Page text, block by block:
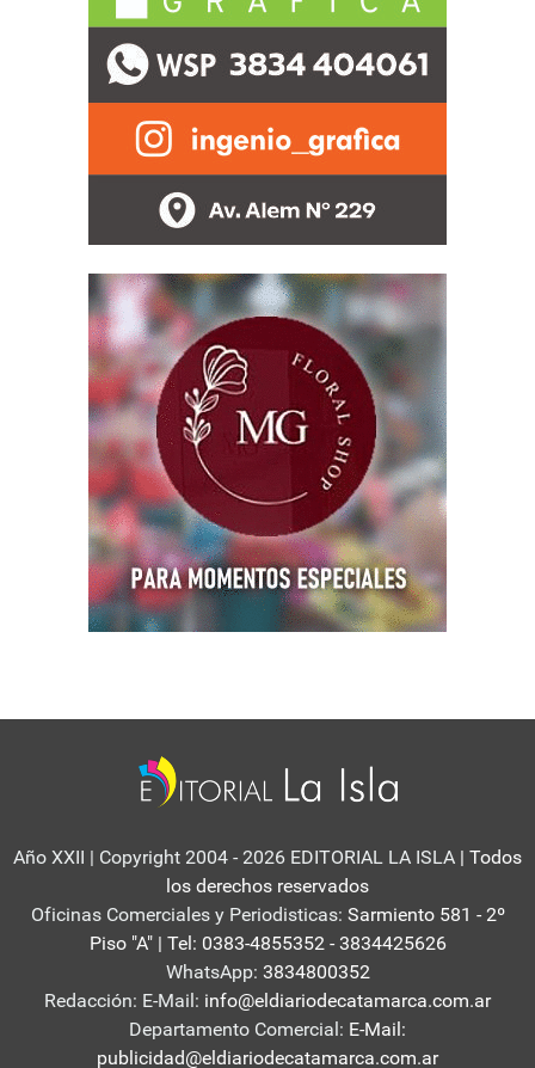
Año XXII | Copyright 2004 - 2026 EDITORIAL LA ISLA | Todos
los derechos reservados
Oficinas Comerciales y Periodisticas: Sarmiento 581 - 2º
Piso "A" | Tel: 0383-4855352 - 3834425626
WhatsApp: 3834800352
Redacción: E-Mail: info@eldiariodecatamarca.com.ar
Departamento Comercial: E-Mail:
publicidad@eldiariodecatamarca.com.ar